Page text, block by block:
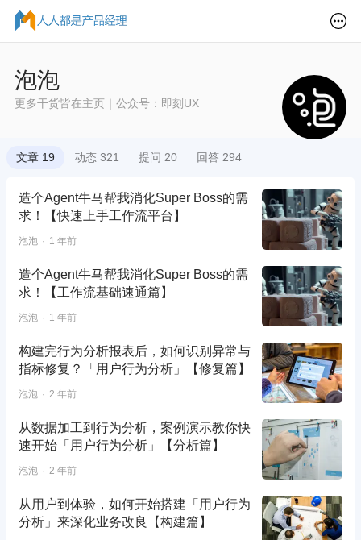
泡泡
更多干货皆在主页｜公众号：即刻UX
文章 19 动态 321 提问 20 回答 294
造个Agent牛马帮我消化Super Boss的需
求！【快速上手工作流平台】
泡泡 1 年前
造个Agent牛马帮我消化Super Boss的需
求！【工作流基础速通篇】
泡泡 1 年前
构建完行为分析报表后，如何识别异常与
指标修复？「用户行为分析」【修复篇】
泡泡 2 年前
从数据加工到行为分析，案例演示教你快
速开始「用户行为分析」【分析篇】
泡泡 2 年前
从用户到体验，如何开始搭建「用户行为
分析」来深化业务改良【构建篇】